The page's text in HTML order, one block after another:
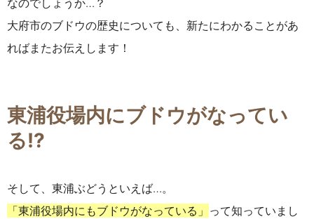
なのでしょうか…？
大府市のブドウの歴史についても、新たにわかることがあ
ればまたお伝えします！
東浦役場内にブドウがなってい
る!?
そして、東浦ぶどうといえば…。
「東浦役場内にもブドウがなっている」 って知っていまし